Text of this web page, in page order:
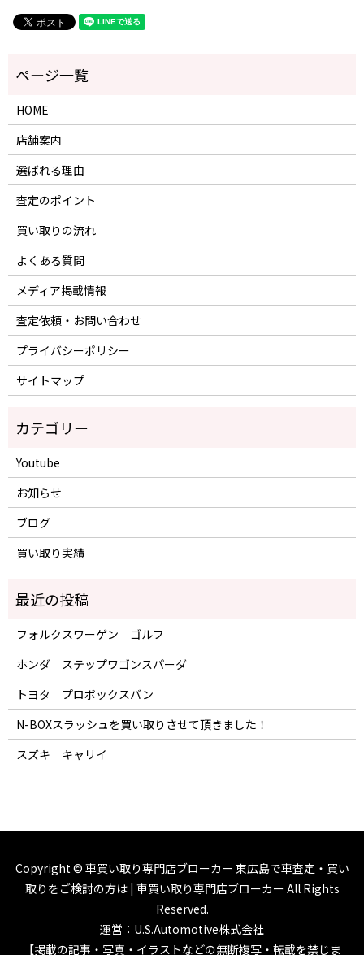
HOME
店舗案内
選ばれる理由
査定のポイント
買い取りの流れ
よくある質問
メディア掲載情報
査定依頼・お問い合わせ
プライバシーポリシー
サイトマップ
Youtube
お知らせ
ブログ
買い取り実績
フォルクスワーゲン ゴルフ
ホンダ ステップワゴンスパーダ
トヨタ プロボックスバン
N-BOXスラッシュを買い取りさせて頂きました！
スズキ キャリイ
Copyright © 車買い取り専門店ブローカー 東広島で車査定・買い
取りをご検討の方は | 車買い取り専門店ブローカー All Rights
Reserved.
運営：U.S.Automotive株式会社
【掲載の記事・写真・イラストなどの無断複写・転載を禁じま